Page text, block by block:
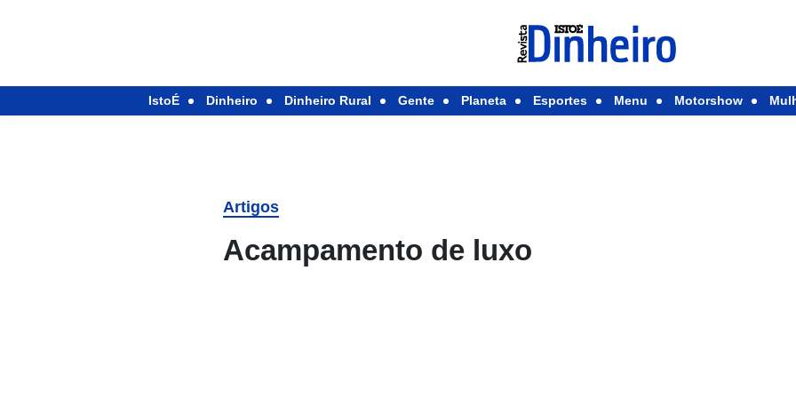
IstoÉ Dinheiro Dinheiro Rural Gente Planeta Esportes Menu Motorshow
Artigos
Acampamento de luxo